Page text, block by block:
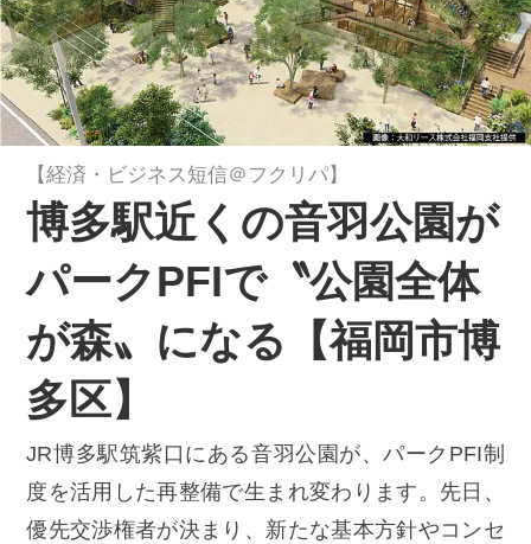
【経済・ビジネス短信＠フクリパ】
博多駅近くの音羽公園が
パークPFIで〝公園全体
が森〟になる【福岡市博
多区】
JR博多駅筑紫口にある音羽公園が、パークPFI制
度を活用した再整備で生まれ変わります。先日、
優先交渉権者が決まり、新たな基本方針やコンセ